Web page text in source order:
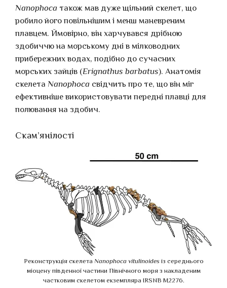
Nanophoca також мав дуже щільний скелет, що
робило його повільнішим і менш маневреним
плавцем. Ймовірно, він харчувався дрібною
здобиччю на морському дні в мілководних
прибережних водах, подібно до сучасних
морських зайців (Erignathus barbatus). Анатомія
скелета Nanophoca свідчить про те, що він міг
ефективніше використовувати передні плавці для
полювання на здобич.
Скам’янілості
Реконструкція скелета Nanophoca vitulinoidesіз середнього
міоцену південної частини Північного моря з накладеним
частковим скелетом екземпляра IRSNB M2276.